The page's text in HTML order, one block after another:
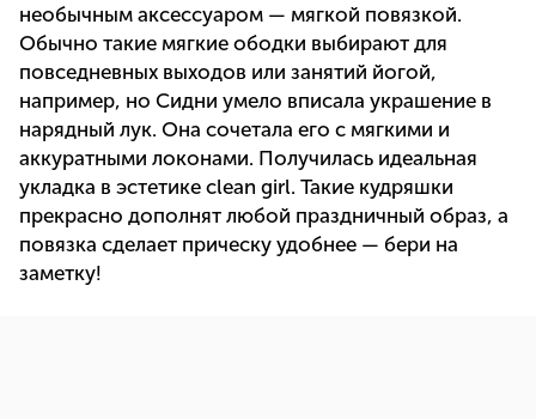
необычным аксессуаром — мягкой повязкой.
Обычно такие мягкие ободки выбирают для
повседневных выходов или занятий йогой,
например, но Сидни умело вписала украшение в
нарядный лук. Она сочетала его с мягкими и
аккуратными локонами. Получилась идеальная
укладка в эстетике clean girl. Такие кудряшки
прекрасно дополнят любой праздничный образ, а
повязка сделает прическу удобнее — бери на
заметку!